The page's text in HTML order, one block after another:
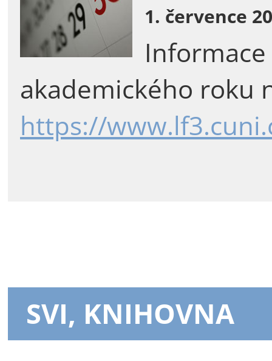
1. července
akademického roku
https://
SVI, KNIHOVNA